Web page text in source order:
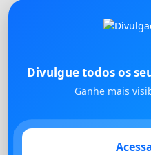
Divulgue todos os
Ganhe mais